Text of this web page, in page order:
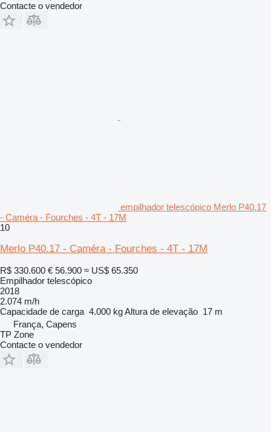
Contacte o vendedor
empilhador telescópico Merlo P40.17
- Caméra - Fourches - 4T - 17M
10
Merlo P40.17 - Caméra - Fourches - 4T - 17M
R$ 330.600 € 56.900 ≈ US$ 65.350
Empilhador telescópico
2018
2.074 m/h
Capacidade de carga 4.000 kgAltura de elevação 17 m
França, Capens
TP Zone
Contacte o vendedor